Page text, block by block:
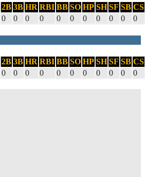
2B 3B HR RBI BB SO HP SH SF SB CS
0 0 0 0 0 0 0 0 0 0 0
2B 3B HR RBI BB SO HP SH SF SB CS
0 0 0 0 0 0 0 0 0 0 0